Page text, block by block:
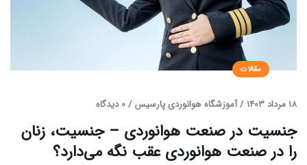
مقالات
18 مرداد 1403 /آموزشگاه هوانوردی پارسیس /0 دیدگاه
جنسیت در صنعت هوانوردی – جنسیت، زنان
را در صنعت هوانوردی عقب نگه می‌دارد؟